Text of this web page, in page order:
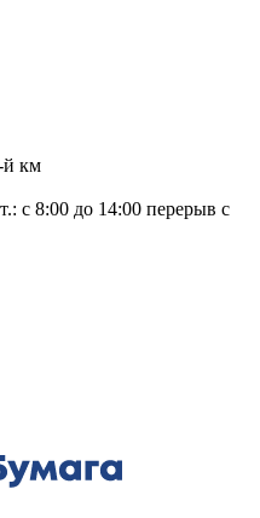
й км
с 8:00 до 14:00 перерыв с